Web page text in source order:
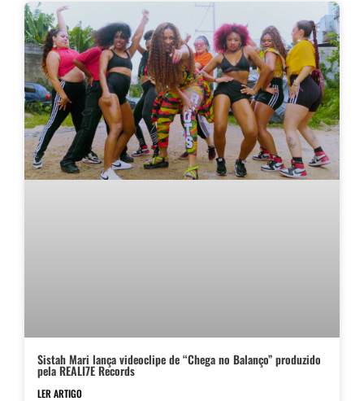
Sistah Mari lança videoclipe de “Chega no Balanço” produzido
pela REALI7E Records
LER ARTIGO